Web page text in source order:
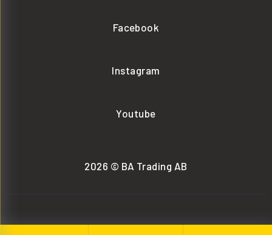
Facebook
Instagram
Youtube
2026 © BA Trading AB